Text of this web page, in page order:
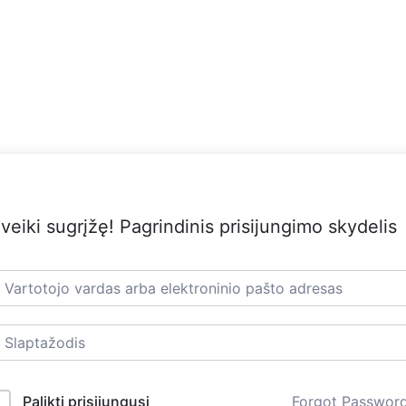
sugrįžę! Pagrindinis prisijungimo skydelis
Palikti prisijungusį Forgot